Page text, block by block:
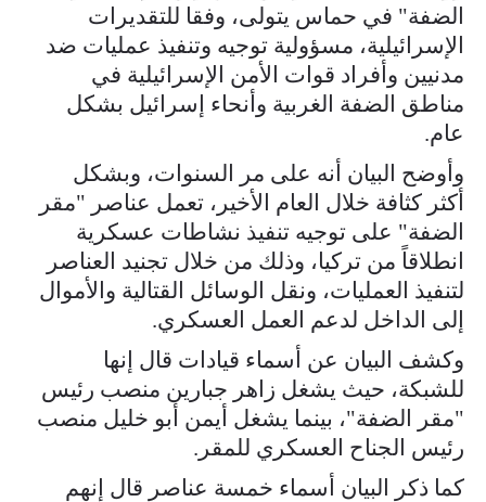
الضفة" في حماس يتولى، وفقا للتقديرات
الإسرائيلية، مسؤولية توجيه وتنفيذ عمليات ضد
مدنيين وأفراد قوات الأمن الإسرائيلية في
مناطق الضفة الغربية وأنحاء إسرائيل بشكل
عام.
وأوضح البيان أنه على مر السنوات، وبشكل
أكثر كثافة خلال العام الأخير، تعمل عناصر "مقر
الضفة" على توجيه تنفيذ نشاطات عسكرية
انطلاقاً من تركيا، وذلك من خلال تجنيد العناصر
لتنفيذ العمليات، ونقل الوسائل القتالية والأموال
إلى الداخل لدعم العمل العسكري.
وكشف البيان عن أسماء قيادات قال إنها
للشبكة، حيث يشغل زاهر جبارين منصب رئيس
"مقر الضفة"، بينما يشغل أيمن أبو خليل منصب
رئيس الجناح العسكري للمقر.
كما ذكر البيان أسماء خمسة عناصر قال إنهم